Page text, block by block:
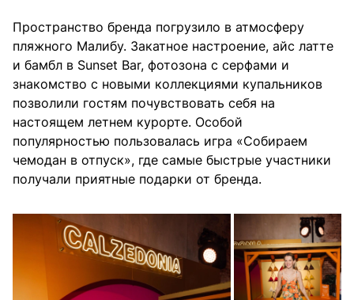
Пространство бренда погрузило в атмосферу
пляжного Малибу. Закатное настроение, айс латте
и бамбл в Sunset Bar, фотозона с серфами и
знакомство с новыми коллекциями купальников
позволили гостям почувствовать себя на
настоящем летнем курорте. Особой
популярностью пользовалась игра «Собираем
чемодан в отпуск», где самые быстрые участники
получали приятные подарки от бренда.